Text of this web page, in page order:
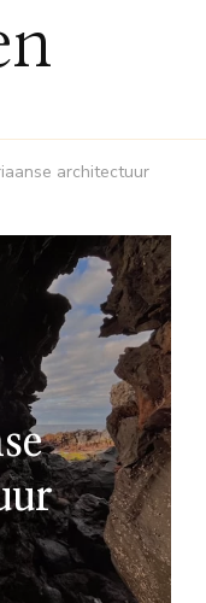
architectuur